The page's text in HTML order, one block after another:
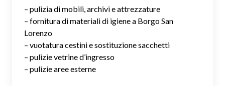
– pulizia di mobili, archivi e attrezzature
– fornitura di materiali di igiene a Borgo San
Lorenzo
– vuotatura cestini e sostituzione sacchetti
– pulizie vetrine d’ingresso
– pulizie aree esterne